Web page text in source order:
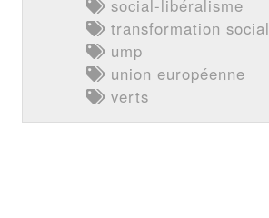
social-libéralisme
transformation social
ump
union européenne
verts